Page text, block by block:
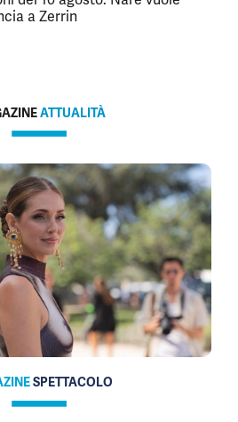
a Zerrin
ATTUALITÀ
SPETTACOLO